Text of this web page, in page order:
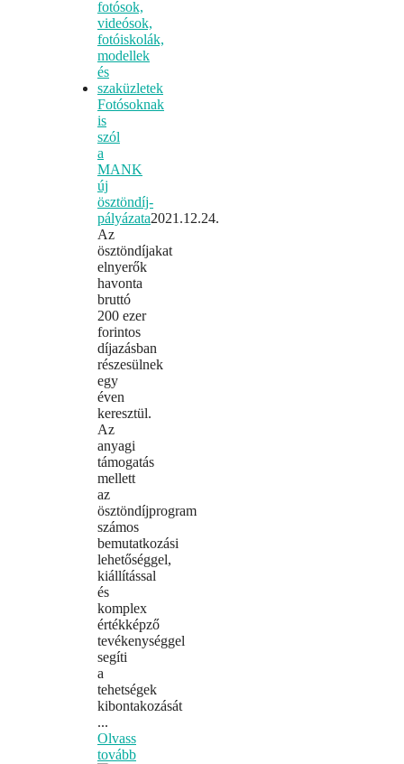
Fotósoknak
is
szól
a
MANK
új
ösztöndíj-
pályázata2021.12.24.
Az
ösztöndíjakat
elnyerők
havonta
bruttó
200 ezer
forintos
díjazásban
részesülnek
egy
éven
keresztül.
Az
anyagi
támogatás
mellett
az
ösztöndíjprogram
számos
bemutatkozási
lehetőséggel,
kiállítással
és
komplex
értékképző
tevékenységgel
segíti
a
tehetségek
kibontakozását
...
Olvass
tovább